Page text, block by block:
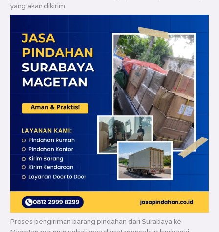
yang akan dikirim.
Proses pengiriman barang pindahan dari Surabaya ke